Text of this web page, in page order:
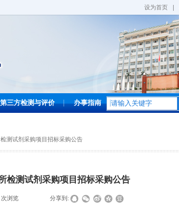
设为首页
第三方检测与评价 办事指南
测试剂采购项目招标采购公告
检测试剂采购项目招标采购公告
次浏览 分享到: